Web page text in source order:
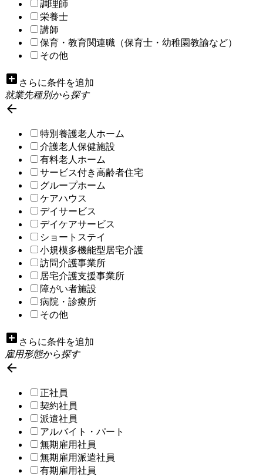
調理師
栄養士
講師
保育・教育関連職（保育士・幼稚園教諭など）
その他
add_box さらに条件を追加
就業先種別から探す

特別養護老人ホーム
介護老人保健施設
有料老人ホーム
サービス付き高齢者住宅
グループホーム
ケアハウス
デイサービス
デイケアサービス
ショートステイ
小規模多機能型居宅介護
訪問介護事業所
居宅介護支援事業所
障がい者施設
病院・診療所
その他
add_box さらに条件を追加
雇用形態から探す

正社員
契約社員
派遣社員
アルバイト・パート
無期雇用社員
無期雇用派遣社員
有期雇用社員